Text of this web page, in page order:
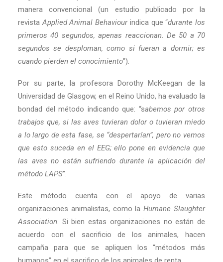
manera convencional (un estudio publicado por la
revistaApplied Animal Behaviourindica que “durante los
primeros 40 segundos, apenas reaccionan. De 50 a 70
segundos se desploman, como si fueran a dormir; es
cuando pierden el conocimiento”).
Por su parte, la profesora Dorothy McKeegan de la
Universidad de Glasgow, en el Reino Unido, ha evaluado la
bondad del método indicando que: “sabemos por otros
trabajos que, si las aves tuvieran dolor o tuvieran miedo
a lo largo de esta fase, se “despertarían”, pero no vemos
que esto suceda en el EEG; ello pone en evidencia que
las aves no están sufriendo durante la aplicación del
método LAPS”.
Este método cuenta con el apoyo de varias
organizaciones animalistas, como laHumane Slaughter
Association. Si bien estas organizaciones no están de
acuerdo con el sacrificio de los animales, hacen
campaña para que se apliquen los “métodos más